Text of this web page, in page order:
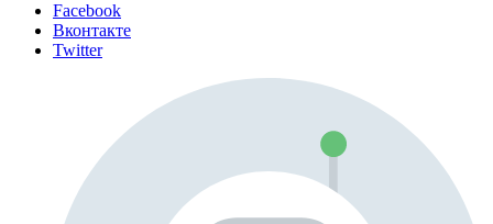
Facebook
Вконтакте
Twitter